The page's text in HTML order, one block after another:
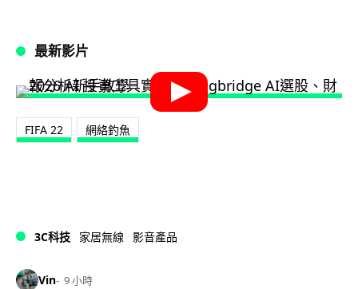
最新影片
FIFA 22 網絡釣魚
3C科技 家居無線 影音產品
Vin 9 小時